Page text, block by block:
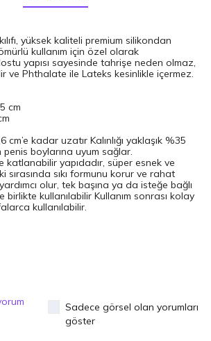
yüksek kaliteli premium silikondan
kullanım için özel olarak
yapısı sayesinde tahrişe neden olmaz,
ve Phthalate ile Lateks kesinlikle içermez.
cm
kadar uzatır Kalınlığı yaklaşık %35
penis boylarına uyum sağlar.
katlanabilir yapıdadır, süper esnek ve
sırasında sıkı formunu korur ve rahat
olur, tek başına ya da isteğe bağlı
kullanılabilir Kullanım sonrası kolay
kullanılabilir.
Sadece görsel olan yorumları
göster